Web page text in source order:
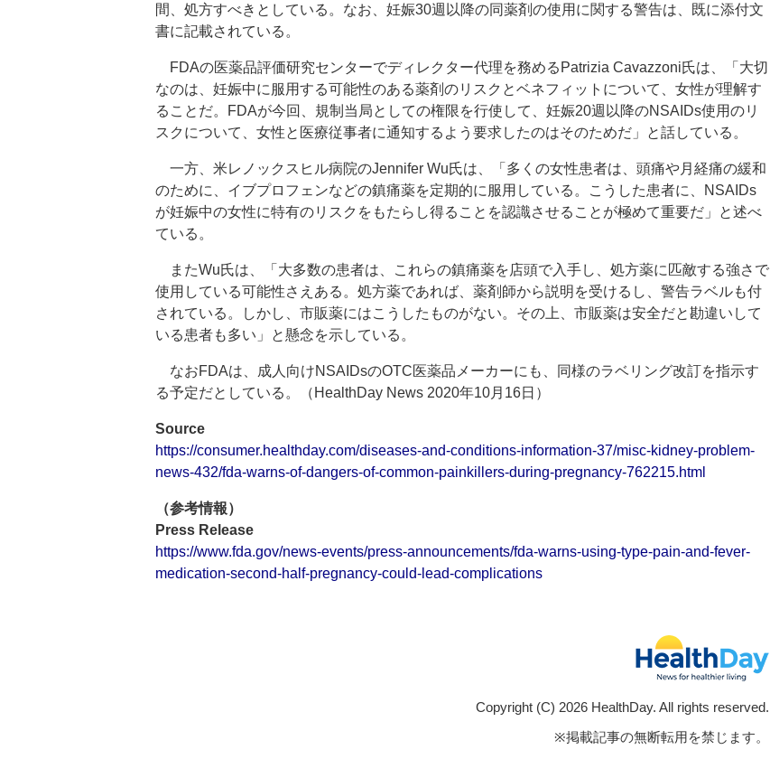
間、処方すべきとしている。なお、妊娠30週以降の同薬剤の使用に関する警告は、既に添付文
書に記載されている。
FDAの医薬品評価研究センターでディレクター代理を務めるPatrizia Cavazzoni氏は、「大切
なのは、妊娠中に服用する可能性のある薬剤のリスクとベネフィットについて、女性が理解す
ることだ。FDAが今回、規制当局としての権限を行使して、妊娠20週以降のNSAIDs使用のリ
スクについて、女性と医療従事者に通知するよう要求したのはそのためだ」と話している。
一方、米レノックスヒル病院のJennifer Wu氏は、「多くの女性患者は、頭痛や月経痛の緩和
のために、イブプロフェンなどの鎮痛薬を定期的に服用している。こうした患者に、NSAIDs
が妊娠中の女性に特有のリスクをもたらし得ることを認識させることが極めて重要だ」と述べ
ている。
またWu氏は、「大多数の患者は、これらの鎮痛薬を店頭で入手し、処方薬に匹敵する強さで
使用している可能性さえある。処方薬であれば、薬剤師から説明を受けるし、警告ラベルも付
されている。しかし、市販薬にはこうしたものがない。その上、市販薬は安全だと勘違いして
いる患者も多い」と懸念を示している。
なおFDAは、成人向けNSAIDsのOTC医薬品メーカーにも、同様のラベリング改訂を指示す
る予定だとしている。（HealthDay News 2020年10月16日）
Source
https://consumer.healthday.com/diseases-and-conditions-information-37/misc-kidney-problem-
news-432/fda-warns-of-dangers-of-common-painkillers-during-pregnancy-762215.html
（参考情報）
Press Release
https://www.fda.gov/news-events/press-announcements/fda-warns-using-type-pain-and-fever-
medication-second-half-pregnancy-could-lead-complications
Copyright (C) 2026 HealthDay. All rights reserved.
※掲載記事の無断転用を禁じます。